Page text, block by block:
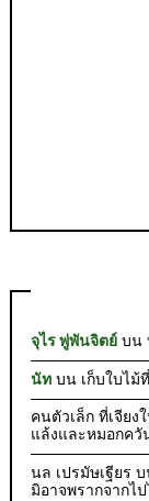
จุไร พู่พันจิตย์ บน
นัท บน เก็บใบไม้
คนตัวเล็ก ที่เจียง
แล้งและหมอกควั
นล เปรมัษเฐียร บ
มิอาจพรากจากไป